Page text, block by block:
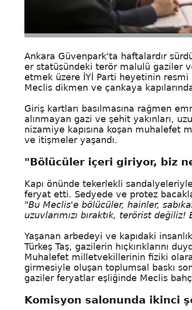
Ankara Güvenpark'ta haftalardır
er statüsündeki terör malulü gaziler
etmek üzere İYİ Parti heyetinin
Meclis dikmen ve çankaya
Giriş kartları basılmasına rağmen
alınmayan gazi ve şehit yakınları,
nizamiye kapısına koşan muhalefet
ve itişmeler yaşandı.
"Bölücüler içeri giriyor, biz
Kapı önünde tekerlekli
feryat etti. Sedyede ve protez
"Bu Meclis'e bölücüler, hainler,
uzuvlarımızı bıraktık, terörist
Yaşanan arbedeyi ve kapıdaki
Türkeş Taş, gazilerin hıçkırıklarını
Muhalefet milletvekillerinin fiziki
girmesiyle oluşan toplumsal baskı
gaziler feryatlar eşliğinde Meclis
Komisyon salonunda ikinci